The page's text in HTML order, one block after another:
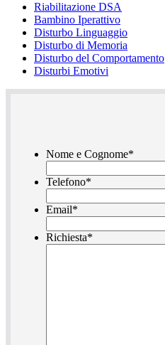
Riabilitazione DSA
Bambino Iperattivo
Disturbo Linguaggio
Disturbo di Memoria
Disturbo del Comportamento
Disturbi Emotivi
Nome e Cognome*
Telefono*
Email*
Richiesta*